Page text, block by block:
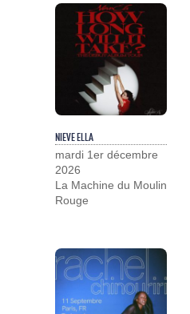
NIEVE ELLA
mardi 1er décembre
2026
La Machine du Moulin
Rouge